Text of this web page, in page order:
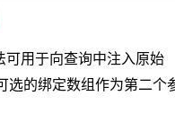
可用于向查询中注入原始
选的绑定数组作为第二个